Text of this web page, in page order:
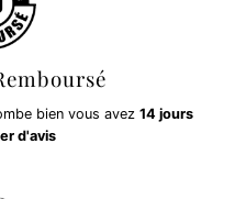
bien vous avez 14 jours
d'avis